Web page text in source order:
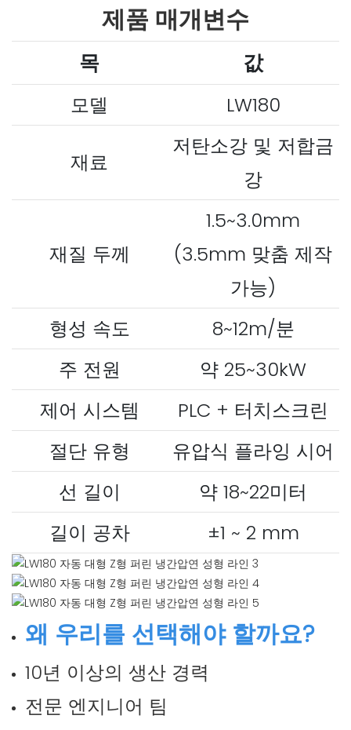
제품 매개변수
목 값
모델 LW180
재료
저탄소강 및 저합금
강
재질 두께
1.5~3.0mm
(3.5mm 맞춤 제작
가능)
형성 속도
8~12m/분
주 전원
약 25~30kW
제어 시스템
PLC + 터치스크린
절단 유형
유압식 플라잉 시어
선 길이
약 18~22미터
길이 공차
±1 ~ 2 mm
왜 우리를 선택해야 할까요?
10년 이상의 생산 경력
전문 엔지니어 팀